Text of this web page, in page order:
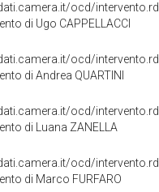
ocd/
di Ugo CAPPELLACCI
ocd/
di Andrea QUARTINI
ocd/
di Luana ZANELLA
ocd/
di Marco FURFARO